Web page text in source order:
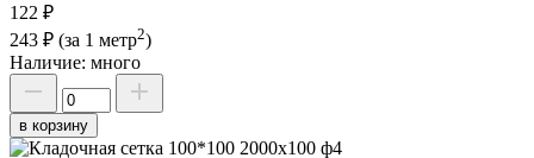
122 ₽
243 ₽ (за 1 метр2)
Наличие: много
в корзину